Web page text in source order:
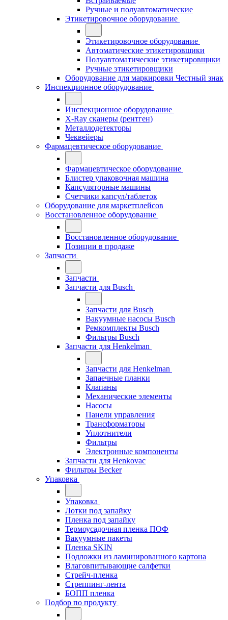
Ручные и полуавтоматические
Этикетировочное оборудование
Этикетировочное оборудование
Автоматические этикетировщики
Полуавтоматические этикетировщики
Ручные этикетировщики
Оборудование для маркировки Честный знак
Инспекционное оборудование
Инспекционное оборудование
X-Ray сканеры (рентген)
Металлодетекторы
Чеквейеры
Фармацевтическое оборудование
Фармацевтическое оборудование
Блистер упаковочная машина
Капсуляторные машины
Счетчики капсул/таблеток
Оборудование для маркетплейсов
Восстановленное оборудование
Восстановленное оборудование
Позиции в продаже
Запчасти
Запчасти
Запчасти для Busch
Запчасти для Busch
Вакуумные насосы Busch
Ремкомплекты Busch
Фильтры Busch
Запчасти для Henkelman
Запчасти для Henkelman
Запаечные планки
Клапаны
Механические элементы
Насосы
Панели управления
Трансформаторы
Уплотнители
Фильтры
Электронные компоненты
Запчасти для Henkovac
Фильтры Becker
Упаковка
Упаковка
Лотки под запайку
Пленка под запайку
Термоусадочная пленка ПОФ
Вакуумные пакеты
Пленка SKIN
Подложки из ламинированного картона
Влаговпитывающие салфетки
Стрейч-пленка
Стреппинг-лента
БОПП пленка
Подбор по продукту